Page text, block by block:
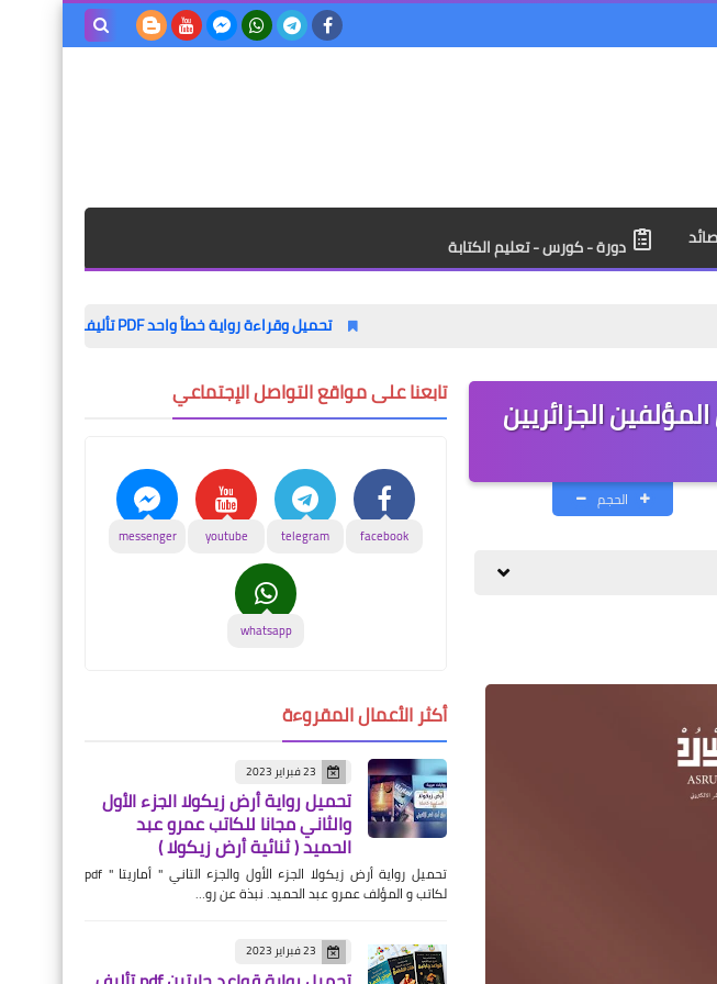
دورة - كورس - تعليم الكتابة
تحميل وقراءة رواية خطأ واحد PDF تأليف ليلى الحيمي / روايات دموية | دار أسرد |
الجزائريين
الحجم
تابعنا على مواقع التواصل الإجتماعي
facebook
telegram
youtube
messenger
whatsapp
أكثر الأعمال المقروءة
23 فبراير 2023
تحميل رواية أرض زيكولا الجزء الأول
والثاني مجانا للكاتب عمرو عبد
الحميد ( ثنائية أرض زيكولا )
تحميل رواية أرض زيكولا الجزء الأول والجزء التاني " أماريتا " pdf
لكاتب و المؤلف عمرو عبد الحميد. نبذة عن رو…
23 فبراير 2023